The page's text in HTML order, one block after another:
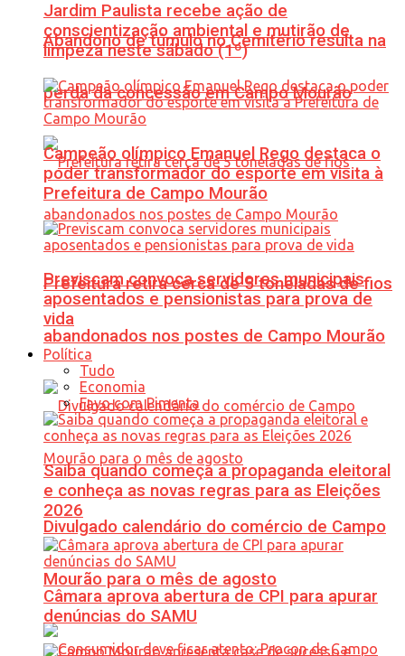
Abandono de túmulo no Cemitério resulta na
perda da concessão em Campo Mourão
Prefeitura retira cerca de 5 toneladas de fios
abandonados nos postes de Campo Mourão
Divulgado calendário do comércio de Campo
Mourão para o mês de agosto
Jardim Paulista recebe ação de
conscientização ambiental e mutirão de
limpeza neste sábado (1º)
Campeão olímpico Emanuel Rego destaca o
poder transformador do esporte em visita à
Prefeitura de Campo Mourão
Previscam convoca servidores municipais
aposentados e pensionistas para prova de
vida
Política
Tudo
Economia
Favo com Pimenta
Saiba quando começa a propaganda eleitoral
e conheça as novas regras para as Eleições
2026
Câmara aprova abertura de CPI para apurar
denúncias do SAMU